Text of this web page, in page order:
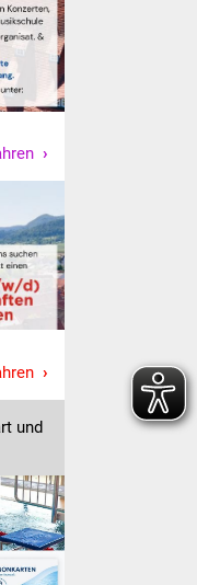
Süßener Vereine
Albtrauf
der
und